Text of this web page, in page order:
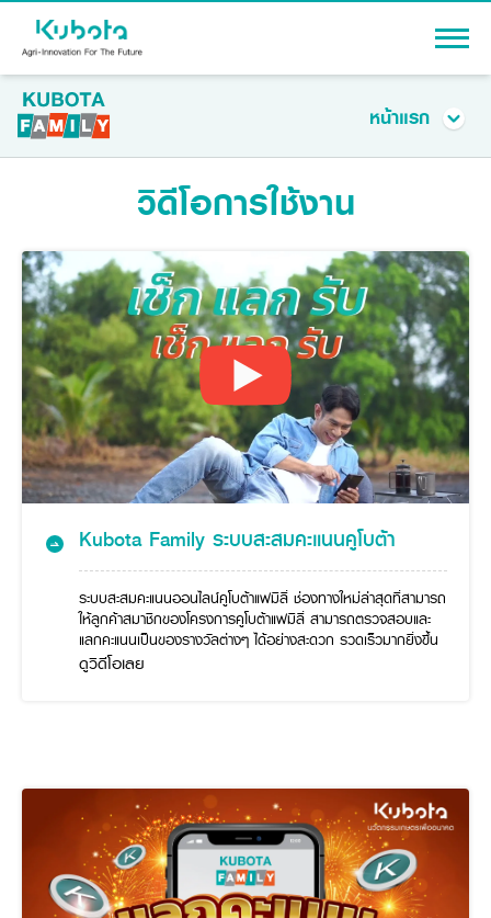
Agriculture
Tractor
Tractor implement
Combine Harvester
Rice Transplanter
Transplant Accessory
Diesel Engine
Power Tiller
Construction
Mini-excavator Implement
Wheel Loader
Agricultural Innovation
PROMOTION
Knowledge
Dealers
Machinery
Machinery
Seeding Center
Offers
Materials
Join the Network
Contact
Corporate
About Us
Company History
Vision & Mission
4 Core Pillars of Business
Asian Leader with International Standard
International
Background
Partners
Career
Career
Job Positions
Internship Program
Employee Welfare
New Update
News & Activity
Corporate News
News & Social Activity
Community and Social Development
Education and Youth
Environment, Safety and Occupational Health
KUBOTA and Farmerco-operation
OnlineShowroom
Customer Service
KUBOTA (Agri) Solutions
KUBOTA FARM
KUBOTA FAMILY
หน้าแรก
หน้าแรก
สถานะสมาชิกและสิทธิพิเศษ
ของรางวัลสุดฮิต
ข่าวสารและโปรโมชัน
คำถามที่พบบ่อย
วิดีโอการใช้งาน
Kubota Family ระบบสะสมคะแนนคูโบต้า
ระบบสะสมคะแนนออนไลน์คูโบต้าแฟมิลี่ ช่องทางใหม่ล่าสุดที่สามารถ
ให้ลูกค้าสมาชิกของโครงการคูโบต้าแฟมิลี่ สามารถตรวจสอบและ
แลกคะแนนเป็นของรางวัลต่างๆ ได้อย่างสะดวก รวดเร็วมากยิ่งขึ้น
ดูวิดีโอเลย